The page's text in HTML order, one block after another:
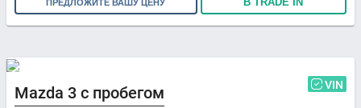
ПРЕДЛОЖИТЕ ВАШУ ЦЕНУ
Mazda 3 с пробегом VIN